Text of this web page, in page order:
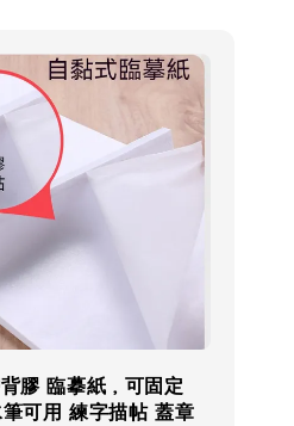
膠 臨摹紙，可固定
可用 練字描帖 蓋章